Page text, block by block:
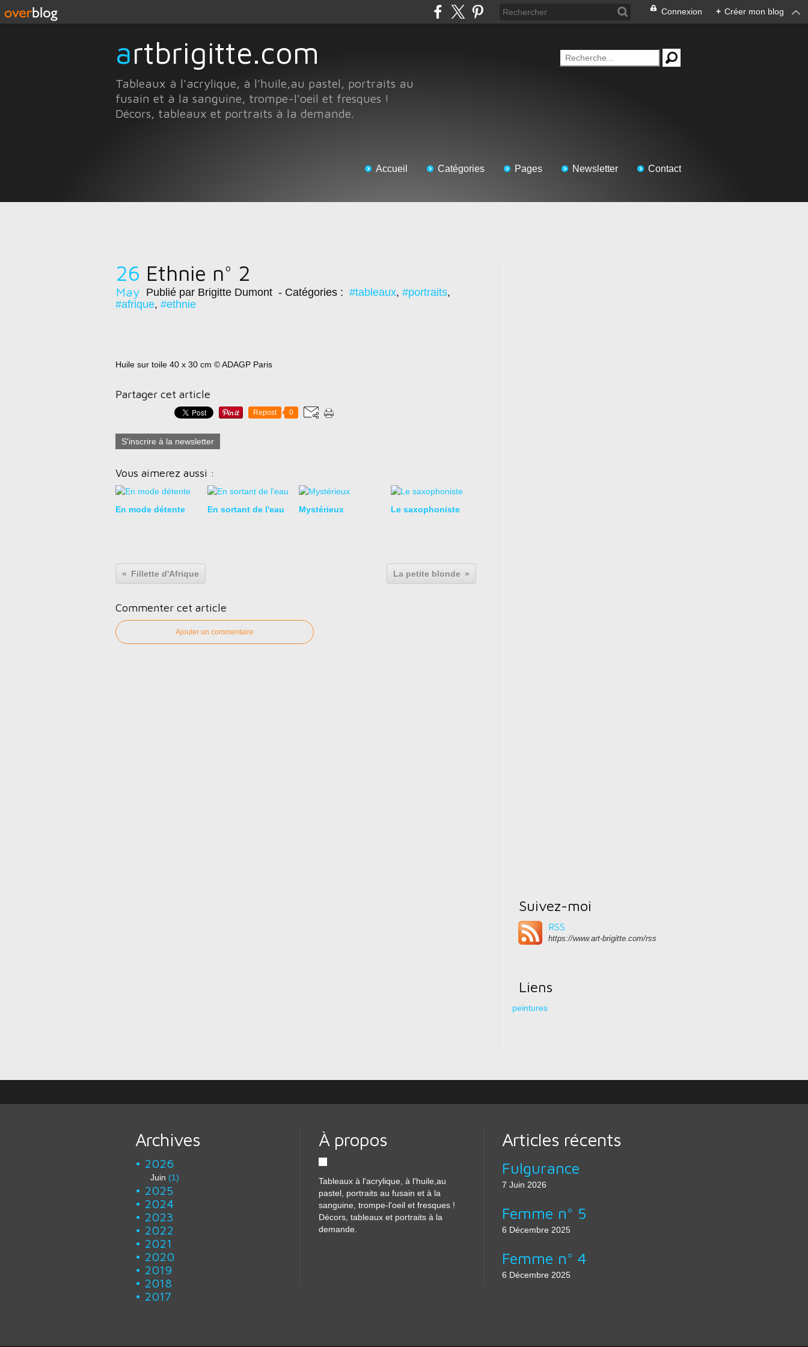
Connexion + Créer mon blog
artbrigitte.com
Tableaux à l'acrylique, à l'huile,au pastel, portraits au
fusain et à la sanguine, trompe-l'oeil et fresques !
Décors, tableaux et portraits à la demande.
Accueil Catégories Pages Newsletter Contact
26
May
Ethnie n° 2
Publié par Brigitte Dumont - Catégories : #tableaux, #portraits,
#afrique, #ethnie
Huile sur toile 40 x 30 cm © ADAGP Paris
Partager cet article
Repost 0
S'inscrire à la newsletter
Vous aimerez aussi :
En mode détente En sortant de l'eau Mystérieux Le saxophoniste
Fillette d'Afrique La petite blonde
Commenter cet article
Ajouter un commentaire
Suivez-moi
RSS
https://www.art-brigitte.com/rss
Liens
peintures
Archives
2026
Juin (1)
2025
2024
2023
2022
2021
2020
2019
2018
2017
À propos
Tableaux à l'acrylique, à l'huile,au
pastel, portraits au fusain et à la
sanguine, trompe-l'oeil et fresques !
Décors, tableaux et portraits à la
demande.
Articles récents
Fulgurance
7 Juin 2026
Femme n° 5
6 Décembre 2025
Femme n° 4
6 Décembre 2025